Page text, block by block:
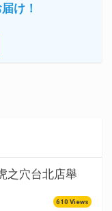
け！
之穴台北店舉
610 Views